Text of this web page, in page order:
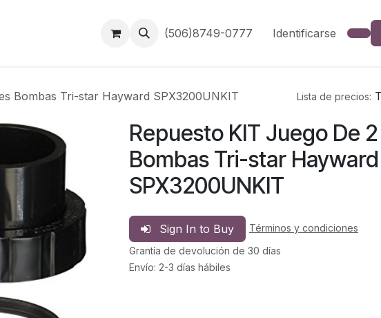
(506)8749-0777 Identificarse
Bombas Tri-star Hayward SPX3200UNKIT Lista de precios:
Repuesto KIT Juego De
Bombas Tri-star Hayward
SPX3200UNKIT
Sign In to Buy
Términos y condiciones
Grantía de devolución de 30 días
Envío: 2-3 días hábiles